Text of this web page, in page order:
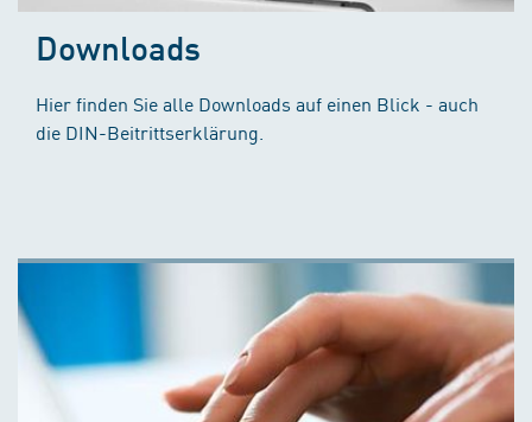
Downloads
Hier finden Sie alle Downloads auf einen Blick - auch
die DIN-Beitrittserklärung.